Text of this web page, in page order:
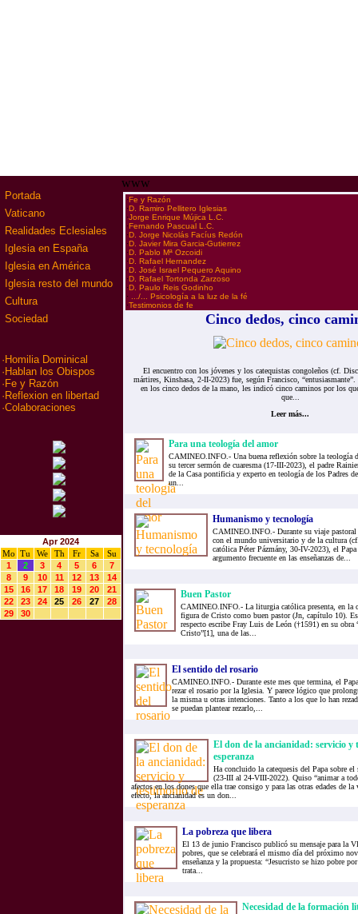
Portada
Vaticano
Realidades Eclesiales
Iglesia en España
Iglesia en América
Iglesia resto del mundo
Cultura
Sociedad
· Homilia Dominical
· Hablan los Obispos
· Fe y Razón
· Reflexion en libertad
·Colaboraciones
Apr 2024
Mo
Tu We Th Fr Sa
Su
1
2 3 4 5 6
7
8
9 10 11 12 13
14
15
16 17 18 19 20
21
22
23 24 25 26 27
28
29
30
www
·Fe y Razón
·D. Ramiro Pellitero Iglesias
·Jorge Enrique Mújica L.C.
·Fernando Pascual L.C.
·D. Jorge Nicolás Facíus Redón
·D. Javier Mira Garcia-Gutierrez
·D. Pablo Mª Ozcoidi
·D. Rafael Hernandez
·D. José Israel Pequero Aquino
·D. Rafael Tortonda Zarzoso
·D. Paulo Reis Godinho
· .../... Psicología a la luz de la fé
·Testimonios de fe
Cinco dedos, cinco
El encuentro con los jóvenes y los catequistas congoleños (cf.
mártires, Kinshasa, 2-II-2023) fue, según Francisco, “entusiasmante”.
en los cinco dedos de la mano, les indicó cinco caminos por los
que...
Leer más...
Para una teología del amor
CAMINEO.INFO.- Una buena reflexión sobre la teología
su tercer sermón de cuaresma (17-III-2023), el padre
de la Casa pontificia y experto en teología de los Padres
un...
Humanismo y tecnología
CAMINEO.INFO.- Durante su viaje pastoral
con el mundo universitario y de la cultura
católica Péter Pázmány, 30-IV-2023), el
argumento frecuente en las enseñanzas de...
Buen Pastor
CAMINEO.INFO.- La liturgia católica presenta, en la
figura de Cristo como buen pastor (Jn, capítulo 10).
respecto escribe Fray Luis de León (†1591) en su obra
Cristo”[1], una de las...
El sentido del rosario
CAMINEO.INFO.- Durante este mes que termina, el
rezar el rosario por la Iglesia. Y parece lógico que
la misma u otras intenciones. Tanto a los que lo han
se puedan plantear rezarlo,...
El don de la ancianidad: servicio y
esperanza
Ha concluido la catequesis del Papa sobre
(23-III al 24-VIII-2022). Quiso “animar a
afectos en los dones que ella trae consigo y para las otras edades de
efecto, la ancianidad es un don...
La pobreza que libera
El 13 de junio Francisco publicó su mensaje para la
pobres, que se celebrará el mismo día del próximo
enseñanza y la propuesta: “Jesucristo se hizo pobre
trata...
Necesidad de la formación